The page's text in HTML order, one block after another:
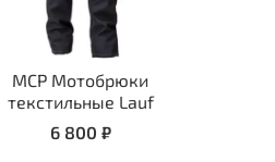
MCP Мотобрюки
текстильные Lauf
6 800 ₽